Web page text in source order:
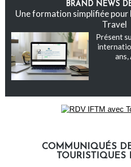
BRAND NEWS
Une formation simplifiée
Travel
Présent
ans,
COMMUNIQUÉS
TOURISTIQUES